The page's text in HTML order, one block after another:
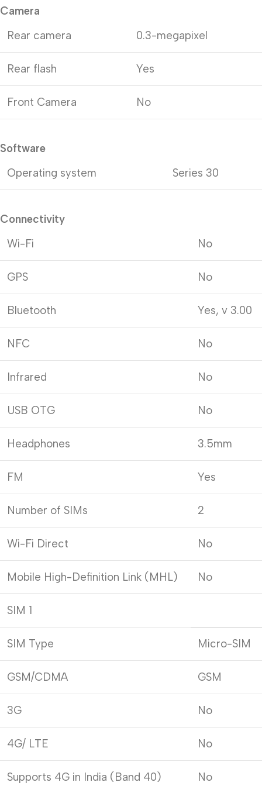
Camera
Rear camera
0.3-megapixel
Rear flash Yes
Front Camera No
Software
Operating system
Series 30
Connectivity
Wi-Fi
No
GPS No
Bluetooth Yes, v 3.00
NFC No
Infrared No
USB OTG No
Headphones 3.5mm
FM Yes
Number of SIMs 2
Wi-Fi Direct No
Mobile High-Definition Link (MHL) No
SIM 1
SIM Type Micro-SIM
GSM/CDMA GSM
3G No
4G/ LTE No
Supports 4G in India (Band 40) No